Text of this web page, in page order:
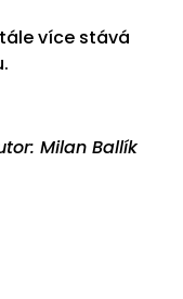
více stává
Milan Ballík